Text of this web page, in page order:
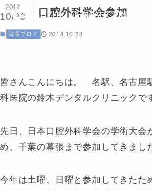
口腔外科学会参加
2014
10/23
院長ブログ 2014.10.23
皆さんこんにちは。 名駅、名古屋
科医院の鈴木デンタルクリニックで
先日、日本口腔外科学会の学術大会
め、千葉の幕張まで参加してきまし
今年は土曜、日曜と参加してきたた